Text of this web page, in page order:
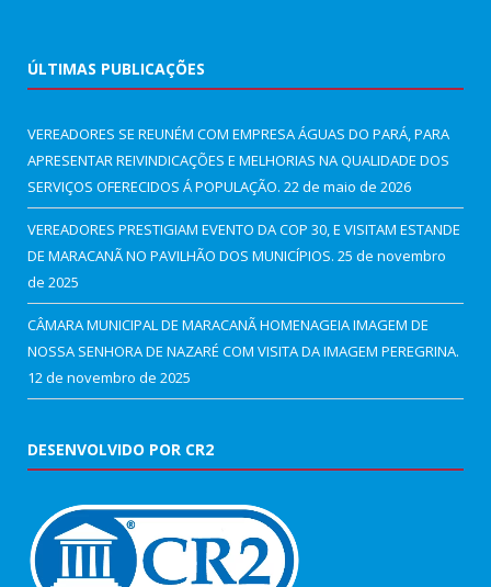
ÚLTIMAS PUBLICAÇÕES
VEREADORES SE REUNÉM COM EMPRESA ÁGUAS DO PARÁ, PARA
APRESENTAR REIVINDICAÇÕES E MELHORIAS NA QUALIDADE DOS
SERVIÇOS OFERECIDOS Á POPULAÇÃO. 22 de maio de 2026
VEREADORES PRESTIGIAM EVENTO DA COP 30, E VISITAM ESTANDE
DE MARACANÃ NO PAVILHÃO DOS MUNICÍPIOS. 25 de novembro
de 2025
CÂMARA MUNICIPAL DE MARACANÃ HOMENAGEIA IMAGEM DE
NOSSA SENHORA DE NAZARÉ COM VISITA DA IMAGEM PEREGRINA.
12 de novembro de 2025
DESENVOLVIDO POR CR2